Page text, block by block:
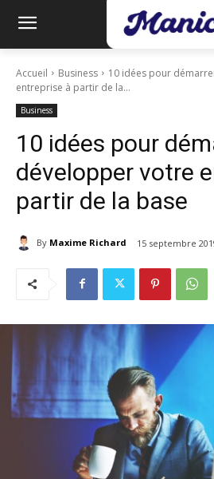
Accueil Business
10 idées pour
entreprise à partir de la...
Business
10 idées pour
développer votre
partir de la base
By Maxime Richard 15 septembre